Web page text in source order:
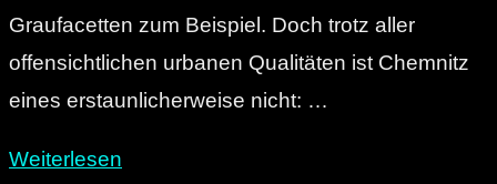
Graufacetten zum Beispiel. Doch trotz aller
offensichtlichen urbanen Qualitäten ist Chemnitz
eines erstaunlicherweise nicht: …
Weiterlesen